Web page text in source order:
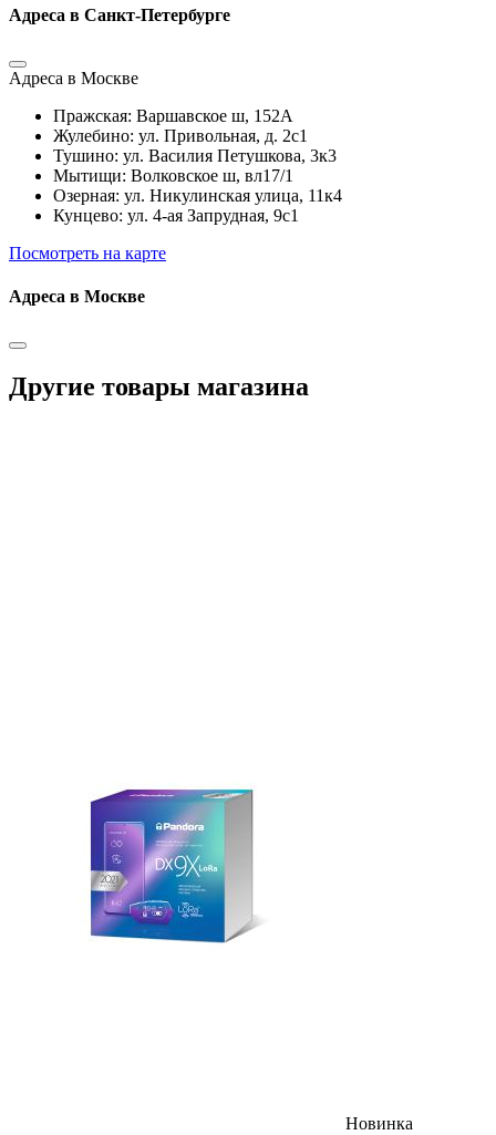
Адреса в Санкт-Петербурге
Адреса в Москве
Пражская: Варшавское ш, 152А
Жулебино: ул. Привольная, д. 2с1
Тушино: ул. Василия Петушкова, 3к3
Мытищи: Волковское ш, вл17/1
Озерная: ул. Никулинская улица, 11к4
Кунцево: ул. 4-ая Запрудная, 9с1
Посмотреть на карте
Адреса в Москве
Другие товары магазина
Новинка